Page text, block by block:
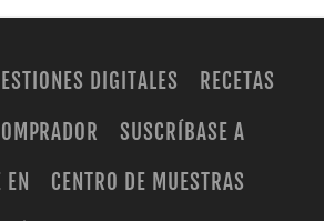
DIGITALES
RECETAS
SUSCRÍBASE A
CENTRO DE MUESTRAS